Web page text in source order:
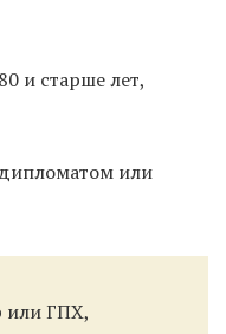
и старше лет,
или
или ГПХ,